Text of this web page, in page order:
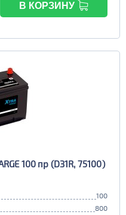
В КОРЗИНУ
100 пр (D31R, 75100)
100
800